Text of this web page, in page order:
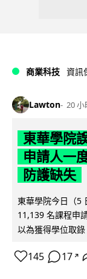
商業科技 資訊
Lawton 20 小
東華學院
申請人一
防護缺失
東華學院今日（5
11,139 名課程申
以為獲得學位取
145 17 ↗